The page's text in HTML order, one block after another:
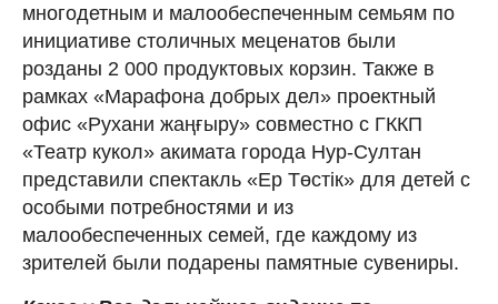
многодетным и малообеспеченным семьям по
инициативе столичных меценатов были
розданы 2 000 продуктовых корзин. Также в
рамках «Марафона добрых дел» проектный
офис «Рухани жаңғыру» совместно с ГККП
«Театр кукол» акимата города Нур-Султан
представили спектакль «Ер Төстік» для детей с
особыми потребностями и из
малообеспеченных семей, где каждому из
зрителей были подарены памятные сувениры.